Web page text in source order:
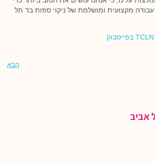
מקצועית ומושלמת של ניקוי ספות בד תל
הבא
אביב